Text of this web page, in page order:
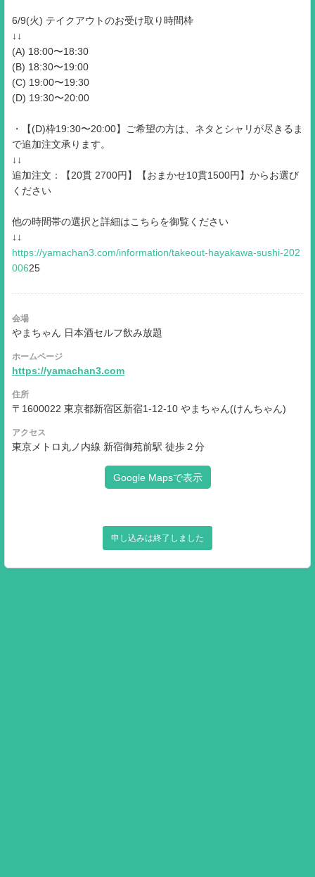
6/9(火) テイクアウトのお受け取り時間枠
↓↓
(A) 18:00〜18:30
(B) 18:30〜19:00
(C) 19:00〜19:30
(D) 19:30〜20:00
・【(D)枠19:30〜20:00】ご希望の方は、ネタとシャリが尽きるま
で追加注文承ります。
↓↓
追加注文：【20貫 2700円】【おまかせ10貫1500円】からお選び
ください
他の時間帯の選択と詳細はこちらを御覧ください
↓↓
https://yamachan3.com/information/takeout-hayakawa-sushi-202
00625
会場
やまちゃん 日本酒セルフ飲み放題
ホームページ
https://yamachan3.com
住所
〒1600022 東京都新宿区新宿1-12-10 やまちゃん(けんちゃん)
アクセス
東京メトロ丸ノ内線 新宿御苑前駅 徒歩２分
Google Mapsで表示
申し込みは終了しました